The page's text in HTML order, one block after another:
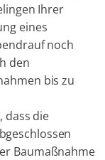
Ihrer
eines
noch
den
bis zu
dass die
Baumaßnahme